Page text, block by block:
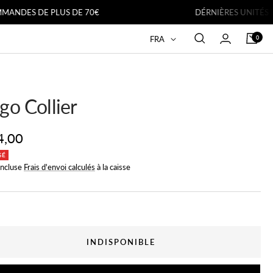
DE PLUS DE 70€ DÉRNIÈRES UNITÉS EN
Langue
FRA 0
Collier
Frais d'envoi calculés à la caisse
INDISPONIBLE